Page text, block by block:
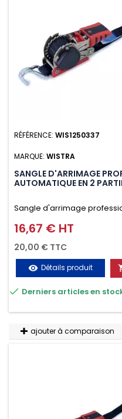
RÉFÉRENCE: WIS1250337
MARQUE: WISTRA
SANGLE D'ARRIMAGE
AUTOMATIQUE EN 2
Sangle d'arrimage
avec crochet deux doigts
0.2M / 125daN), simple et
d'arrimer et de sécuriser
transport. Matière polyester
variations de températures,
Prix
16,67 € HT
20,00 € TTC
visibility Détails produit
 Derniers articles en
ajouter à comparaison